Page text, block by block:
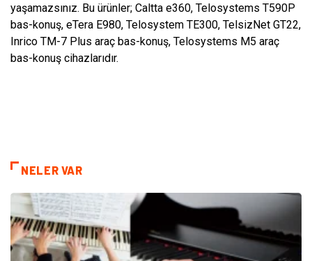
yaşamazsınız. Bu ürünler; Caltta e360, Telosystems T590P
bas-konuş, eTera E980, Telosystem TE300, TelsizNet GT22,
Inrico TM-7 Plus araç bas-konuş, Telosystems M5 araç
bas-konuş cihazlarıdır.
NELER VAR